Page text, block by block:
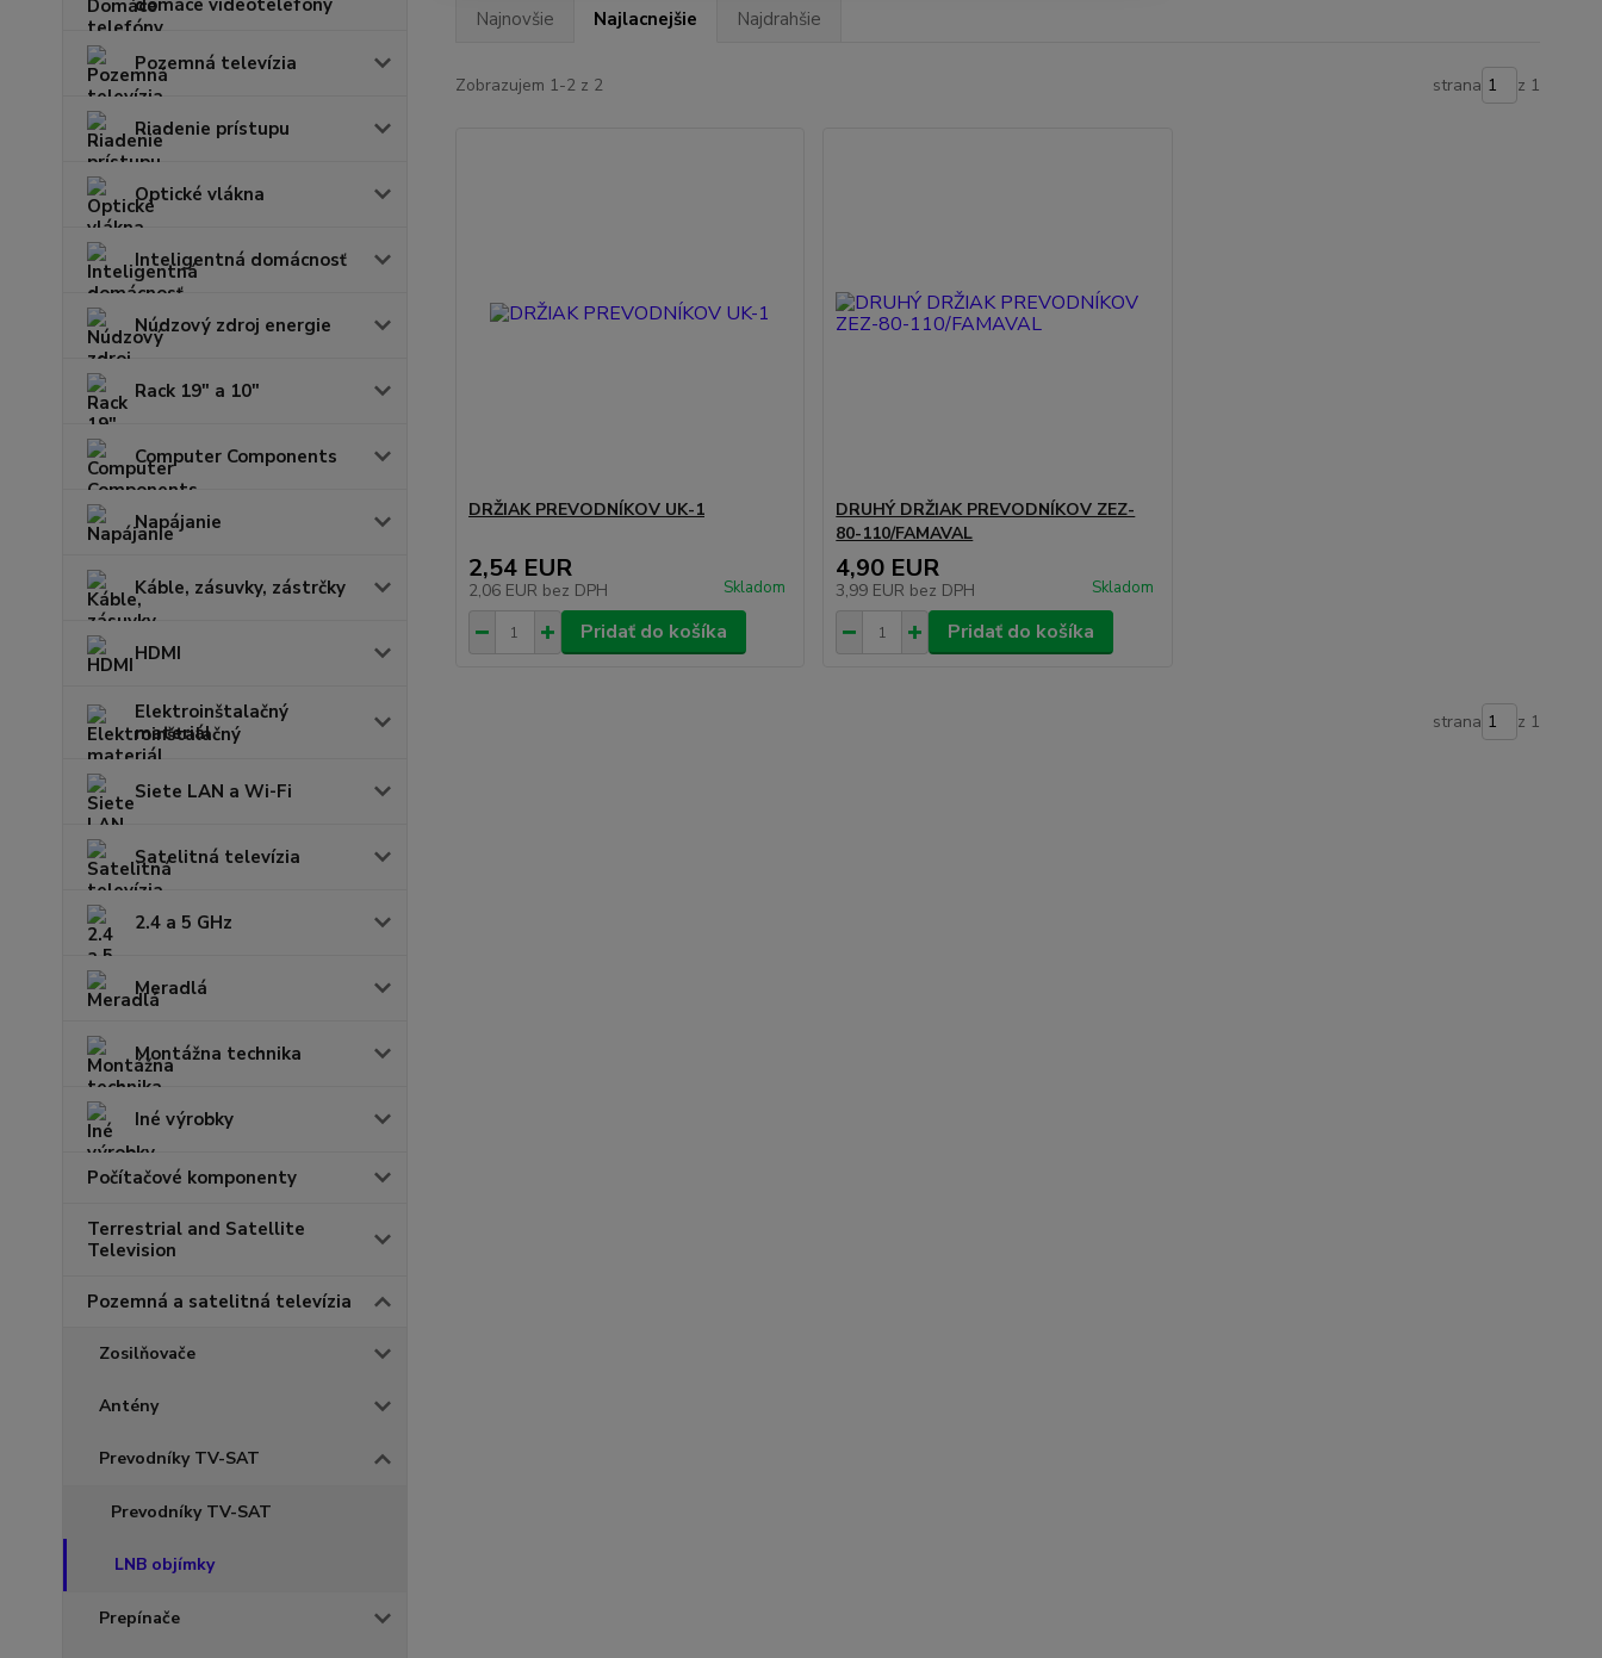
Pozemná televízia
Riadenie prístupu
Optické vlákna
Inteligentná domácnosť
Núdzový zdroj energie
Rack 19" a 10"
Computer Components
Napájanie
Káble, zásuvky, zástrčky
HDMI
Elektroinštalačný
materiál
Siete LAN a Wi-Fi
Satelitná televízia
2.4 a 5 GHz
Meradlá
Montážna technika
Iné výrobky
Počítačové komponenty
Terrestrial and Satellite
Television
Pozemná a satelitná televízia
Zosilňovače
Antény
Prevodníky TV-SAT
Prevodníky TV-SAT
LNB objímky
Prepínače
Najnovšie Najlacnejšie Najdrahšie
Zobrazujem 1-2 z 2 strana z 1
DRŽIAK PREVODNÍKOV UK-1
2,54 EUR
2,06 EUR bez DPH Skladom
Pridať do košíka
DRUHÝ DRŽIAK PREVODNÍKOV ZEZ-
80-110/FAMAVAL
4,90 EUR
3,99 EUR bez DPH Skladom
Pridať do košíka
strana z 1